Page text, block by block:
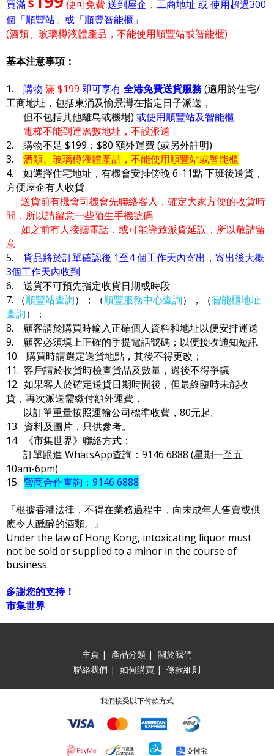
買滿$ 便可免費送到屋企，工商地址 或 使用超過300
個「順豐站」或「順豐智能櫃」
(酒類、玻璃樽液體產品，不能使用順豐站或智能櫃)
基本注意事項：
1. 購物 滿 $199 即可享有全港免費送貨服務(適用於住宅/
工商地址，包括東涌及愉景灣在指定日子派送，
但不包括其他離島或機場) 或使用順豐站及智能櫃
電梯不能到達層數地址，不設派送
2. 購物不足 $199：$80 額外運費 (或另外註明)
3. 酒類、玻璃樽液體產品，不能使用順豐站或智能櫃
4. 如選擇住宅地址，有機會安排傍晚 6-11點 下班後送貨，
方便屋企有人收貨
送貨前有機會司機會先聯絡客人，確定大家方便的收貨時
間，所以請留意一些陌生手機號碼
如之前冇人接聽電話，或可能導致派貨延誤，所以敬請留
意
5. 貨品將於訂單確認後 1至4 個工作天內寄出，寄出後大概
3個工作天內收到
6. 送貨不可預先指定收貨日期或時段
7. （順豐站查詢）；（順豐服務中心查詢），（智能櫃地址
查詢）；
8. 顧客請於購買時輸入正確個人資料和地址以便安排運送
9. 顧客必須填上正確的手提電話號碼；以便接收通知短訊
10. 購買時請選定送貨地點，其後不得更改；
11. 客戶請於收貨時檢查貨品及數量，過後不得爭議
12. 如果客人於確定送貨日期時間後，但最終臨時未能收
貨，再次派送需繳付額外運費，
以訂單重量按照運輸公司標準收費，80元起。
13. 資料及圖片，只供參考。
14. 《市集世界》聯絡方式：
訂單跟進 WhatsApp查詢：9146 6888 (星期一至五
10am-6pm)
15. 營商合作查詢：9146 6888
『根據香港法律，不得在業務過程中，向未成年人售賣或供
應令人醺醉的酒類。』
Under the law of Hong Kong, intoxicating liquor must
not be sold or supplied to a minor in the course of
business.
多謝您的支持！
市集世界
主頁 | 產品分類 | 關於我們
聯絡我們 | 如何購買 | 條款細則
我們接受以下付款方式